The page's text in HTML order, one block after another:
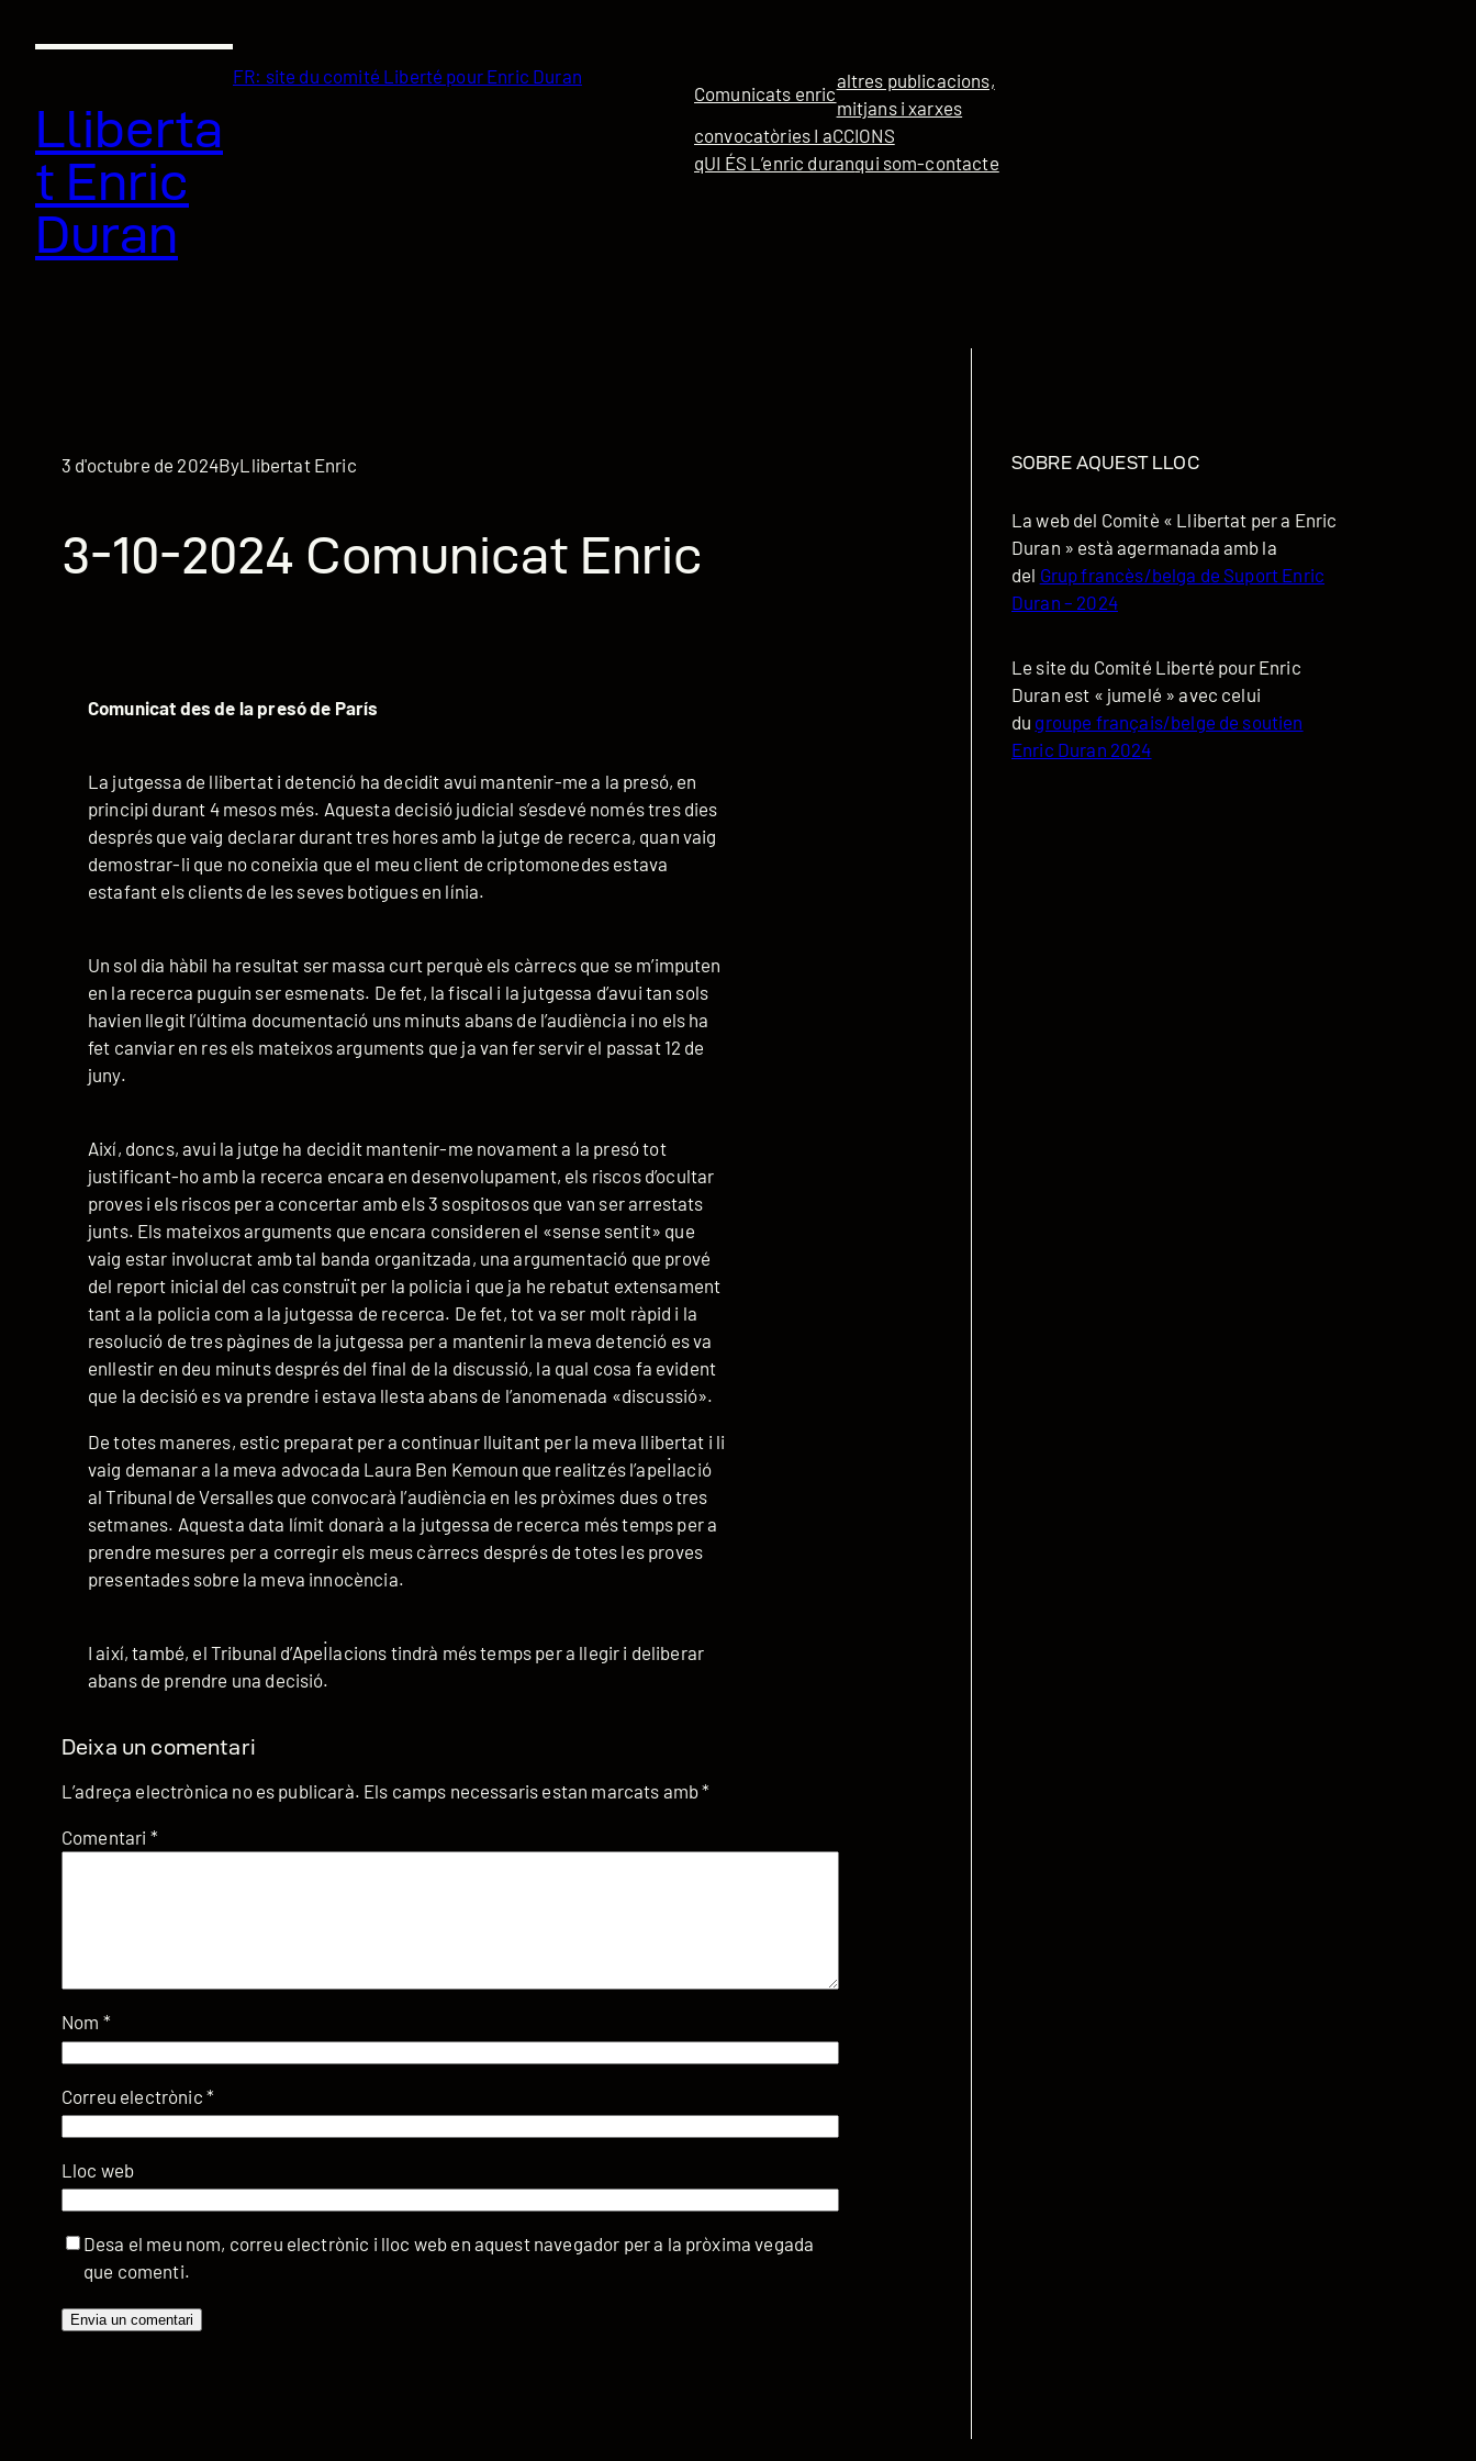
Lliberta
t Enric
Duran
FR: site du comité Liberté pour Enric Duran
Comunicats enric
altres publicacions,
mitjans i xarxes
convocatòries I aCCIONS
qUI ÉS L’enric duranqui som-contacte
3 d'octubre de 2024ByLlibertat Enric
3-10-2024 Comunicat Enric
Comunicat des de la presó de París
La jutgessa de llibertat i detenció ha decidit avui mantenir-me a la presó, en
principi durant 4 mesos més. Aquesta decisió judicial s’esdevé només tres dies
després que vaig declarar durant tres hores amb la jutge de recerca, quan vaig
demostrar-li que no coneixia que el meu client de criptomonedes estava
estafant els clients de les seves botigues en línia.
Un sol dia hàbil ha resultat ser massa curt perquè els càrrecs que se m’imputen
en la recerca puguin ser esmenats. De fet, la fiscal i la jutgessa d’avui tan sols
havien llegit l’última documentació uns minuts abans de l’audiència i no els ha
fet canviar en res els mateixos arguments que ja van fer servir el passat 12 de
juny.
Així, doncs, avui la jutge ha decidit mantenir-me novament a la presó tot
justificant-ho amb la recerca encara en desenvolupament, els riscos d’ocultar
proves i els riscos per a concertar amb els 3 sospitosos que van ser arrestats
junts. Els mateixos arguments que encara consideren el «sense sentit» que
vaig estar involucrat amb tal banda organitzada, una argumentació que prové
del report inicial del cas construït per la policia i que ja he rebatut extensament
tant a la policia com a la jutgessa de recerca. De fet, tot va ser molt ràpid i la
resolució de tres pàgines de la jutgessa per a mantenir la meva detenció es va
enllestir en deu minuts després del final de la discussió, la qual cosa fa evident
que la decisió es va prendre i estava llesta abans de l’anomenada «discussió».
De totes maneres, estic preparat per a continuar lluitant per la meva llibertat i li
vaig demanar a la meva advocada Laura Ben Kemoun que realitzés l’apel·lació
al Tribunal de Versalles que convocarà l’audiència en les pròximes dues o tres
setmanes. Aquesta data límit donarà a la jutgessa de recerca més temps per a
prendre mesures per a corregir els meus càrrecs després de totes les proves
presentades sobre la meva innocència.
I així, també, el Tribunal d’Apel·lacions tindrà més temps per a llegir i deliberar
abans de prendre una decisió.
Deixa un comentari
L’adreça electrònica no es publicarà. Els camps necessaris estan marcats amb*
Comentari *
Nom *
Correu electrònic *
Lloc web
Desa el meu nom, correu electrònic i lloc web en aquest navegador per a la pròxima vegada
que comenti.
SOBRE AQUEST LLOC
La web del Comitè « Llibertat per a Enric
Duran » està agermanada amb la
del Grup francès/belga de Suport Enric
Duran – 2024
Le site du Comité Liberté pour Enric
Duran est « jumelé » avec celui
du groupe français/belge de soutien
Enric Duran 2024